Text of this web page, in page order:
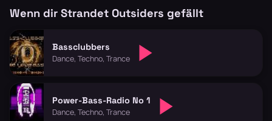
Wenn dir Strandet Outsiders gefällt
Bassclubbers
Dance, Techno, Trance
Power-Bass-Radio No 1
Dance, Techno, Trance